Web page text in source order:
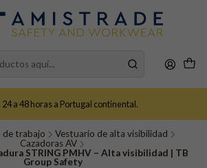
24 a 48 horas a Portugal continental.
de trabajo
Vestuario de alta visibilidad
Cazadoras AV
STRING PMHV – Alta visibilidad | TB
Group Safety